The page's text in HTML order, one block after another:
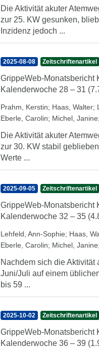
Die Aktivität akuter
zur 25. KW gesunken,
Inzidenz jedoch ...
2025-08-08 Zeitschriftenartikel
GrippeWeb-Monatsbericht
Kalenderwoche 28 – 31
Prahm, Kerstin; Haas, Walter;
Eberle, Carolin; Michel, Janine;
Die Aktivität akuter
zur 30. KW stabil
Werte ...
2025-09-05 Zeitschriftenartikel
GrippeWeb-Monatsbericht
Kalenderwoche 32 – 35
Lehfeld, Ann-Sophie; Haas,
Eberle, Carolin; Michel, Janine;
Nachdem sich die
Juni/Juli auf einem
bis 59 ...
2025-10-02 Zeitschriftenartikel
GrippeWeb-Monatsbericht
Kalenderwoche 36 – 39